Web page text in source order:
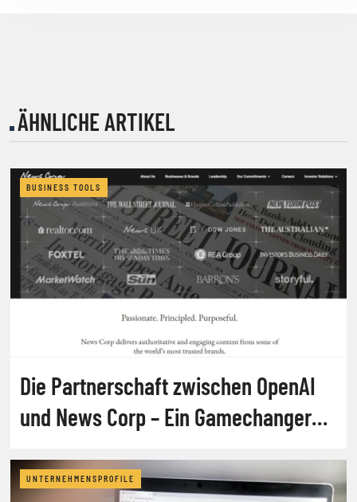
ÄHNLICHE ARTIKEL
BUSINESS TOOLS
Die Partnerschaft zwischen OpenAI
und News Corp – Ein Gamechanger
UNTERNEHMENSPROFILE